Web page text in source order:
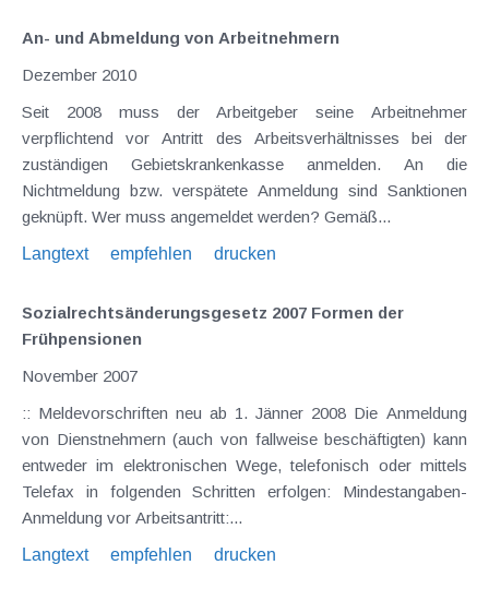
An- und Abmeldung von Arbeitnehmern
Dezember 2010
Seit 2008 muss der Arbeitgeber seine Arbeitnehmer
verpflichtend vor Antritt des Arbeitsverhältnisses bei der
zuständigen Gebietskrankenkasse anmelden. An die
Nichtmeldung bzw. verspätete Anmeldung sind Sanktionen
geknüpft. Wer muss angemeldet werden? Gemäß...
Langtext
empfehlen drucken
Sozialrechtsänderungsgesetz 2007 Formen der
Frühpensionen
November 2007
:: Meldevorschriften neu ab 1. Jänner 2008 Die Anmeldung
von Dienstnehmern (auch von fallweise beschäftigten) kann
entweder im elektronischen Wege, telefonisch oder mittels
Telefax in folgenden Schritten erfolgen: Mindestangaben-
Anmeldung vor Arbeitsantritt:...
Langtext
empfehlen drucken